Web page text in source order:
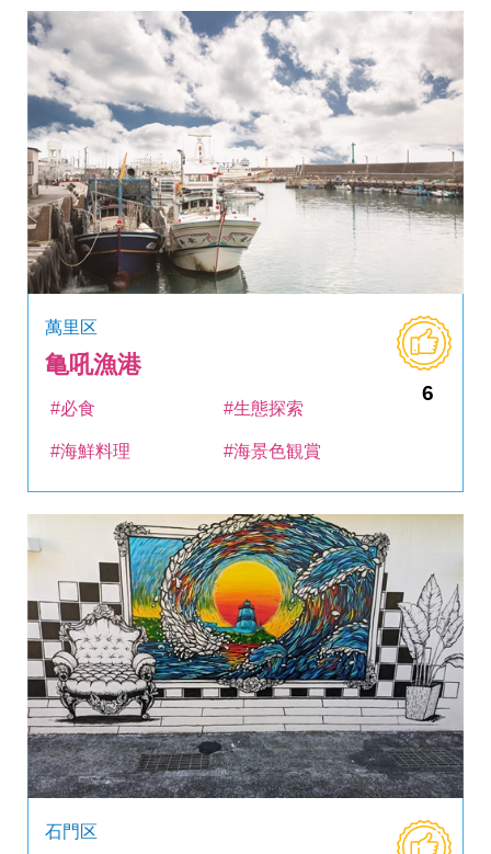
萬里区
亀吼漁港
6
#必食 #生態探索
#海鮮料理 #海景色観賞
石門区